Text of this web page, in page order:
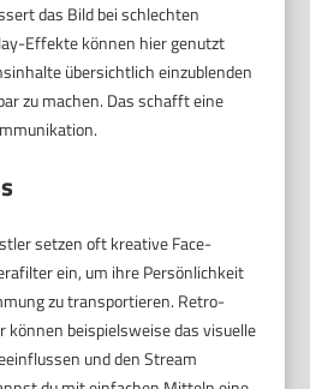
das Bild bei schlechten
Effekte können hier genutzt
übersichtlich einzublenden
zu machen. Das schafft eine
setzen oft kreative Face-
ein, um ihre Persönlichkeit
zu transportieren. Retro-
beispielsweise das visuelle
und den Stream